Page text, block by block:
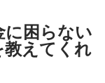
に困らない
教えてくれ